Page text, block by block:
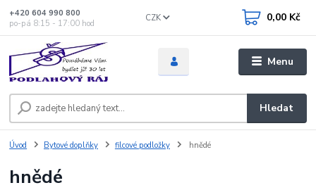
Menu
CZK
Hledat
+420 604 990 800
po-pá 8:15 - 17:00 hod
0,00 Kč
Úvod Bytové doplňky filcové podložky hnědé
hnědé